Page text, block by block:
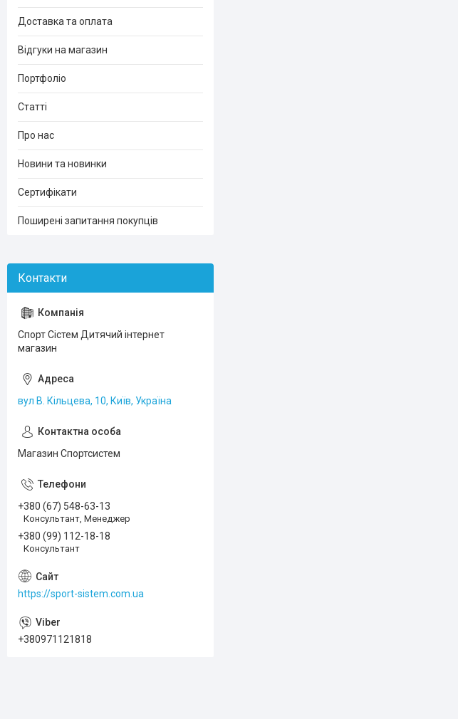
Доставка та оплата
Відгуки на магазин
Портфоліо
Статті
Про нас
Новини та новинки
Сертифікати
Поширені запитання покупців
Спорт Сістем Дитячий інтернет
магазин
вул В. Кільцева, 10, Київ, Україна
Магазин Спортсистем
+380 (67) 548-63-13
Консультант, Менеджер
+380 (99) 112-18-18
Консультант
https://sport-sistem.com.ua
+380971121818